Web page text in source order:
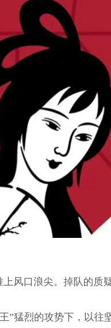
口浪尖。掉队的质
猛烈的攻势下，以